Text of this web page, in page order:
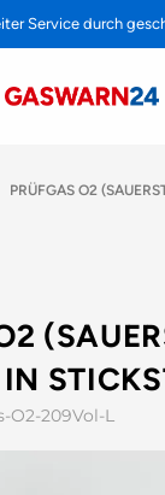
Service durch
PRÜFGAS O2
O2-209Vol-L